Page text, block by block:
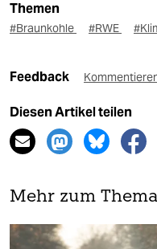
Themen
#Braunkohle #RWE
Feedback
Diesen Artikel teilen
Mehr zum Thema